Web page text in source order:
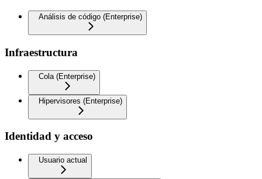
Análisis de código (Enterprise)
Infraestructura
Cola (Enterprise)
Hipervisores (Enterprise)
Identidad y acceso
Usuario actual